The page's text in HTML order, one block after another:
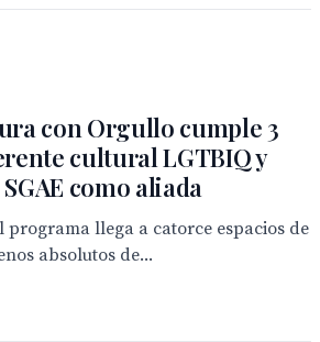
con Orgullo cumple 3
cultural LGTBIQ y
como aliada
programa llega a catorce espacios de
absolutos de...